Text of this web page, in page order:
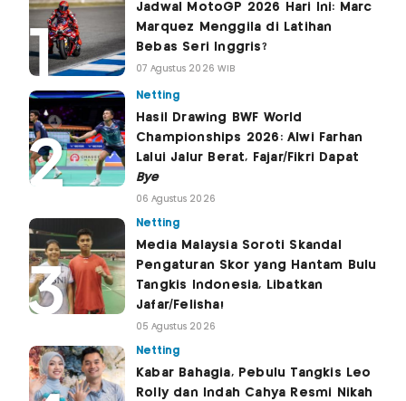
Jadwal MotoGP 2026 Hari Ini: Marc
Marquez Menggila di Latihan
Bebas Seri Inggris?
07 Agustus 2026 WIB
Netting
Hasil Drawing BWF World
Championships 2026: Alwi Farhan
Lalui Jalur Berat, Fajar/Fikri Dapat
Bye
06 Agustus 2026
Netting
Media Malaysia Soroti Skandal
Pengaturan Skor yang Hantam Bulu
Tangkis Indonesia, Libatkan
Jafar/Felisha!
05 Agustus 2026
Netting
Kabar Bahagia, Pebulu Tangkis Leo
Rolly dan Indah Cahya Resmi Nikah